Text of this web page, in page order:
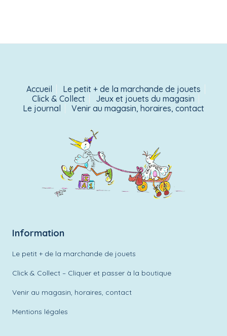
Accueil
Le petit + de la marchande de jouets
Click & Collect
Jeux et jouets du magasin
Le journal
Venir au magasin, horaires, contact
Information
Le petit + de la marchande de jouets
Click & Collect – Cliquer et passer à la boutique
Venir au magasin, horaires, contact
Mentions légales